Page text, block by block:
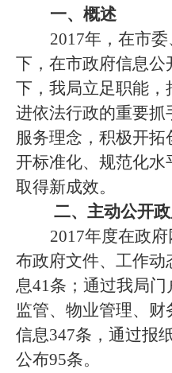
一、概述
2017年，在市
下，在市政府信息
下， 我局立足职能，
进依法行政的重要
服务理念，积极开
开标准化、规范化
取得新成效。
二、主动公开
2017年度在政
布政府文件、工作
息41条；通过我局
监管、物业管理、
信息347条，通过报
公布95条。